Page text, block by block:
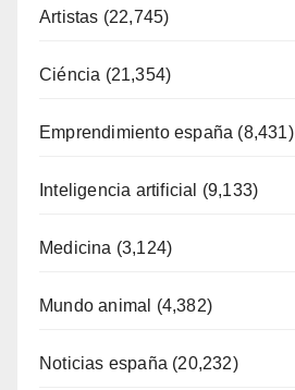
Artistas (22,745)
Ciéncia (21,354)
Emprendimiento españa (8,431)
Inteligencia artificial (9,133)
Medicina (3,124)
Mundo animal (4,382)
Noticias españa (20,232)